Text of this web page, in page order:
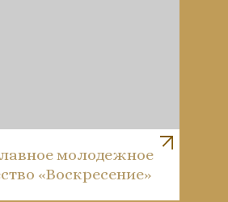
молодежное
«Воскресение»